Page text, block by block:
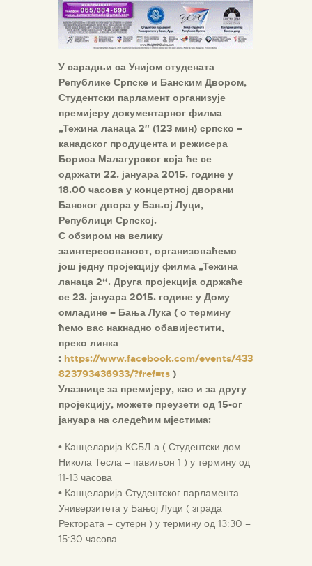
У сарадњи са Унијом студената
Републике Српске и Банским Двором,
Студентски парламент организује
премијеру документарног филма
„Тежина ланаца 2″ (123 мин) српско –
канадског продуцента и режисера
Бориса Малагурског која ће се
одржати 22. јануара 2015. године у
18.00 часова у концертној дворани
Банског двора у Бањој Луци,
Републици Српској.
С обзиром на велику
заинтересованост, организоваћемо
још једну пројекцију филма „Тежина
ланаца 2“. Друга пројекција одржаће
се 23. јануара 2015. године у Дому
омладине – Бања Лука ( о термину
ћемо вас накнадно обавијестити,
преко линка
: https://www.facebook.com/events/433
823793436933/?fref=ts )
Улазнице за премијеру, као и за другу
пројекцију, можете преузети од 15-ог
јануара на следећим мјестима:
• Канцеларија КСБЛ-а ( Студентски дом
Никола Тесла – павиљон 1 ) у термину од
11-13 часова
• Канцеларија Студентског парламента
Универзитета у Бањој Луци ( зграда
Ректората – сутерн ) у термину од 13:30 –
15:30 часова.